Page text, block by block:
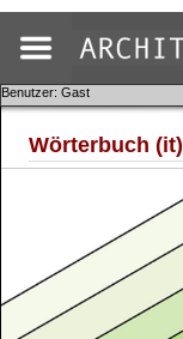
Benutzer: Gast
Wörterbuch (it)